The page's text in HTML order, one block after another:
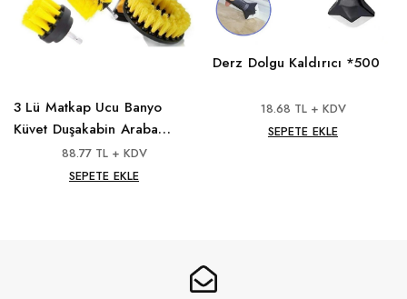
3 Lü Matkap Ucu Banyo
Küvet Duşakabin Araba
Tekerliği Koltuk Yıkama
Temizleme Fırçası Seti
88.77 TL + KDV
SEPETE EKLE
Derz Dolgu Kaldırıcı *500
18.68 TL + KDV
SEPETE EKLE